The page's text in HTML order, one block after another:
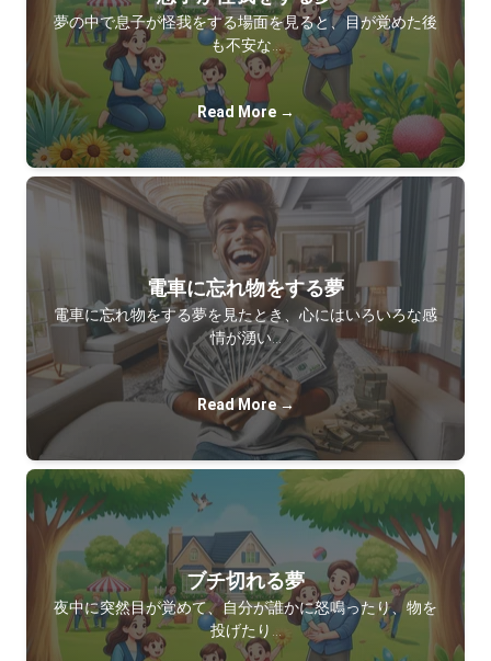
夢の中で息子が怪我をする場面を見ると、目が覚めた後
も不安な…
Read More →
電車に忘れ物をする夢
電車に忘れ物をする夢を見たとき、心にはいろいろな感
情が湧い…
Read More →
ブチ切れる夢
夜中に突然目が覚めて、自分が誰かに怒鳴ったり、物を
投げたり…